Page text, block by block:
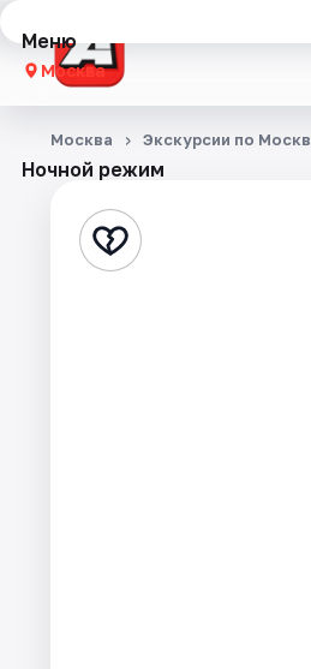
Меню
Москва
Концерты
Стендап
Ночной режим
Москва Экскурсии по